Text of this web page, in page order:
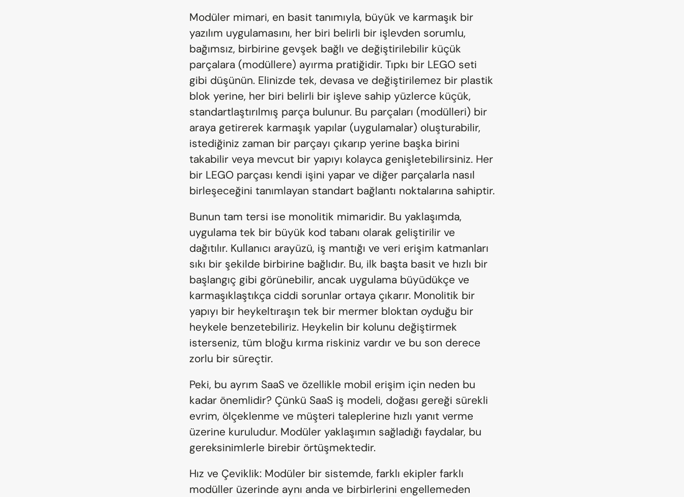
Modüler mimari, en basit tanımıyla, büyük ve karmaşık bir
yazılım uygulamasını, her biri belirli bir işlevden sorumlu,
bağımsız, birbirine gevşek bağlı ve değiştirilebilir küçük
parçalara (modüllere) ayırma pratiğidir. Tıpkı bir LEGO seti
gibi düşünün. Elinizde tek, devasa ve değiştirilemez bir plastik
blok yerine, her biri belirli bir işleve sahip yüzlerce küçük,
standartlaştırılmış parça bulunur. Bu parçaları (modülleri) bir
araya getirerek karmaşık yapılar (uygulamalar) oluşturabilir,
istediğiniz zaman bir parçayı çıkarıp yerine başka birini
takabilir veya mevcut bir yapıyı kolayca genişletebilirsiniz. Her
bir LEGO parçası kendi işini yapar ve diğer parçalarla nasıl
birleşeceğini tanımlayan standart bağlantı noktalarına sahiptir.
Bunun tam tersi ise monolitik mimaridir. Bu yaklaşımda,
uygulama tek bir büyük kod tabanı olarak geliştirilir ve
dağıtılır. Kullanıcı arayüzü, iş mantığı ve veri erişim katmanları
sıkı bir şekilde birbirine bağlıdır. Bu, ilk başta basit ve hızlı bir
başlangıç gibi görünebilir, ancak uygulama büyüdükçe ve
karmaşıklaştıkça ciddi sorunlar ortaya çıkarır. Monolitik bir
yapıyı bir heykeltıraşın tek bir mermer bloktan oyduğu bir
heykele benzetebiliriz. Heykelin bir kolunu değiştirmek
isterseniz, tüm bloğu kırma riskiniz vardır ve bu son derece
zorlu bir süreçtir.
Peki, bu ayrım SaaS ve özellikle mobil erişim için neden bu
kadar önemlidir? Çünkü SaaS iş modeli, doğası gereği sürekli
evrim, ölçeklenme ve müşteri taleplerine hızlı yanıt verme
üzerine kuruludur. Modüler yaklaşımın sağladığı faydalar, bu
gereksinimlerle birebir örtüşmektedir.
Hız ve Çeviklik: Modüler bir sistemde, farklı ekipler farklı
modüller üzerinde aynı anda ve birbirlerini engellemeden